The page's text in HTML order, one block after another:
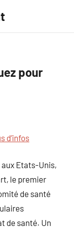
pour
d’infos
Etats-Unis,
le premier
de santé
de santé. Un